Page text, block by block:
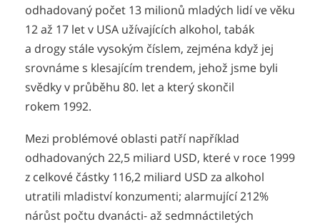
odhadovaný počet 13 milionů mladých lidí ve věku
12 až 17 let v USA užívajících alkohol, tabák
a drogy stále vysokým číslem, zejména když jej
srovnáme s klesajícím trendem, jehož jsme byli
svědky v průběhu 80. let a který skončil
rokem 1992.
Mezi problémové oblasti patří například
odhadovaných 22,5 miliard USD, které v roce 1999
z celkové částky 116,2 miliard USD za alkohol
utratili mladiství konzumenti; alarmující 212%
nárůst počtu dvanácti- až sedmnáctiletých